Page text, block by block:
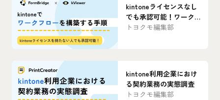
kintoneライセンスなし
でも承認可能！ワーク
フローを構築する手順
トヨクモ編集部
kintone利用企業におけ
る契約業務の実態調査
トヨクモ編集部